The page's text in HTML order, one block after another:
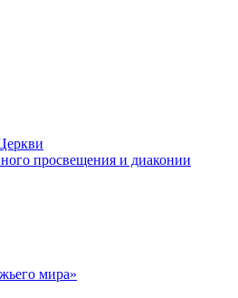
просвещения и диаконии
мира»